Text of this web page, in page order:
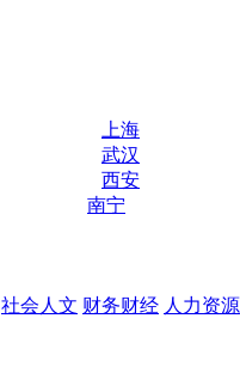
上海
武汉
西安
南宁
社会人文 财务财经 人力资源